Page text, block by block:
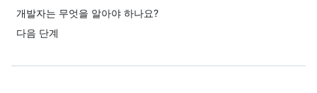
개발자는 무엇을 알아야 하나요?
다음 단계